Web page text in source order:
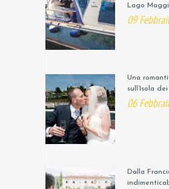
Lago
09
Una
sull’Isola
06
Dalla